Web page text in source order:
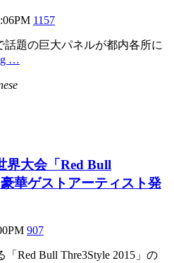
1157
話題の巨大パネルが都内各所に
…
界大会「Red Bull
華ゲストアーティスト発
907
Red Bull Thre3Style 2015」の